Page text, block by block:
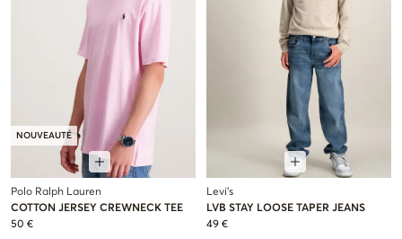
NOUVEAUTÉ
Polo Ralph Lauren
COTTON JERSEY CREWNECK TEE
50 €
Levi's
LVB STAY LOOSE TAPER JEANS
49 €